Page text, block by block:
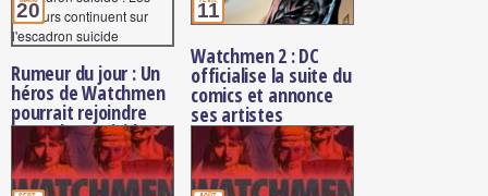
20
Rumeur du jour : Un
héros de Watchmen
pourrait rejoindre
l'escadron suicide
11
Watchmen 2 : DC
officialise la suite du
comics et annonce
ses artistes